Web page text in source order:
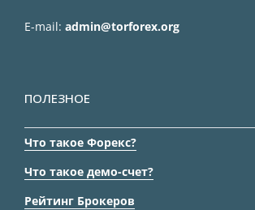
E-mail: admin@torforex.org
ПОЛЕЗНОЕ
Что такое Форекс?
Что такое демо-счет?
Рейтинг Брокеров